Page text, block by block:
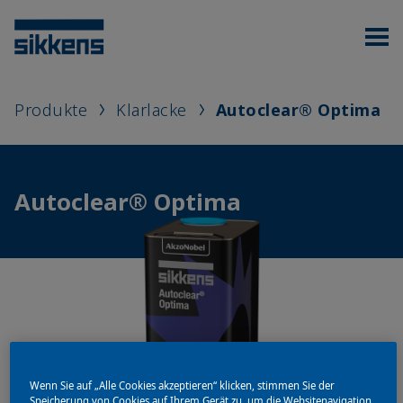
Produkte Klarlacke Autoclear® Optima
Autoclear® Optima
Wenn Sie auf „Alle Cookies akzeptieren“ klicken, stimmen Sie der